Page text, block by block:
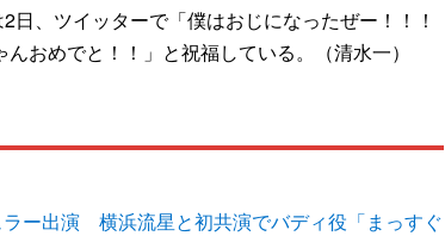
2日、ツイッターで「僕はおじになったぜー！！！
おめでと！！」と祝福している。（清水一）
ー出演 横浜流星と初共演でバディ役「まっすぐ